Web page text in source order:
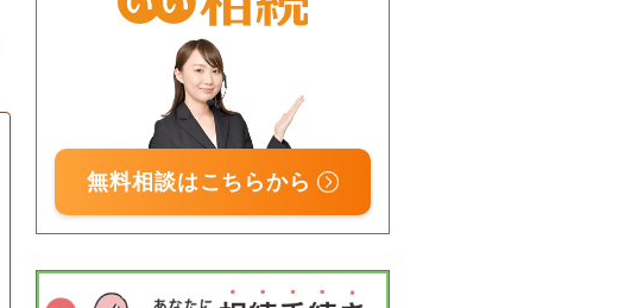
無料相談はこちらから